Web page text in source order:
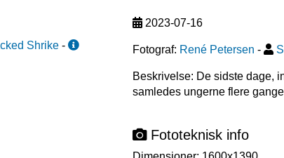
Shrike -
2023-07-16
Fotograf: René Petersen -
Beskrivelse: De sidste dage,
Fototeknisk info